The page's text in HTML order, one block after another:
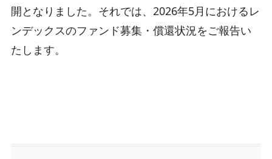
開となりました。それでは、2026年5月におけるレ
ンデックスのファンド募集・償還状況をご報告い
たします。